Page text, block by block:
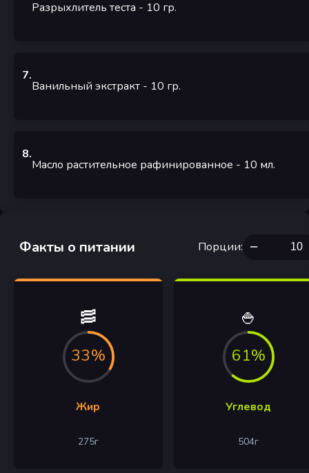
Разрыхлитель теста - 10 гр.
7.
Ванильный экстракт - 10 гр.
8.
Масло растительное рафинированное - 10 мл.
Факты о питании Порции:
🥓
33%
Жир
275г
🍚
61%
Углевод
504г